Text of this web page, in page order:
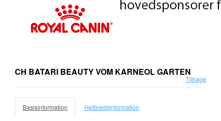
CH BATARI BEAUTY VOM KARNEOL GARTEN
Tilbage
Basisinformation Helbredsinformation